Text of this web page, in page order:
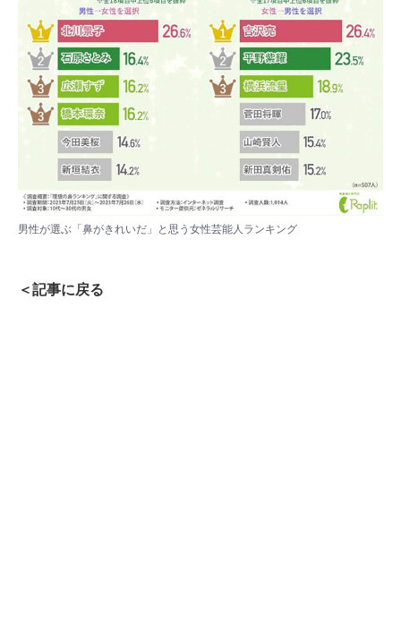
男性が選ぶ「鼻がきれいだ」と思う女性芸能人ランキング
＜記事に戻る